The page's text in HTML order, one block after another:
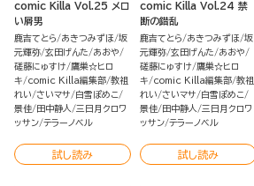
comic Killa Vol.25 メロ
い屑男
鹿吉てとら あきつみずほ 坂
元輝弥 玄田げんた
あおや
磋藤にゅすけ 鷹巣☆ヒロ
キ
comic Killa編集部 教祖
れい さいマサ
白雪ぽめこ
景佳 田中静人 三日月クロワ
ッサン テラーノベル
試し読み
comic Killa Vol.24 禁
断の錯乱
鹿吉てとら あきつみずほ 坂
元輝弥 玄田げんた
あおや
磋藤にゅすけ 鷹巣☆ヒロ
キ
comic Killa編集部 教祖
れい さいマサ
白雪ぽめこ
景佳 田中静人 三日月クロワ
ッサン テラーノベル
試し読み